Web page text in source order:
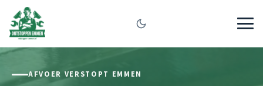
AFVOER VERSTOPT EMMEN